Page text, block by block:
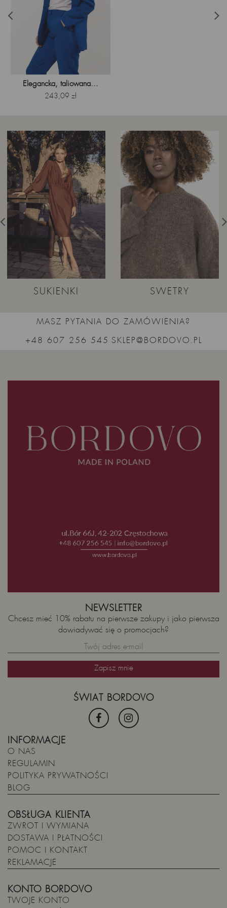
Elegancka, taliowana...
Cena
243,09 zł
SUKIENKI SWETRY
MASZ PYTANIA DO ZAMÓWIENIA?
+48 607 256 545 SKLEP@BORDOVO.PL
INFORMACJE
O NAS
REGULAMIN
POLITYKA PRYWATNOŚCI
BLOG
OBSŁUGA KLIENTA
ZWROT I WYMIANA
DOSTAWA I PŁATNOŚCI
POMOC I KONTAKT
REKLAMACJE
KONTO BORDOVO
TWOJE KONTO
ŚWIAT BORDOVO
NEWSLETTER
Chcesz mieć 10% rabatu na pierwsze zakupy i jako pierwsza
dowiadywać się o promocjach?